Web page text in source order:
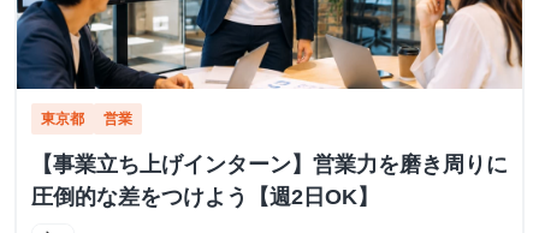
東京都 営業
【事業立ち上げインターン】営業力を磨き周りに
圧倒的な差をつけよう【週2日OK】